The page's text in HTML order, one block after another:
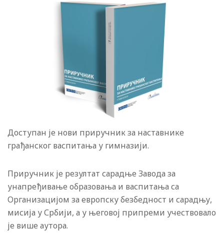
Доступан је нови приручник за наставнике
грађанског васпитања у гимназији.
Приручник је резултат сарадње Завода за
унапређивање образовања и васпитања са
Организацијом за европску безбедност и сарадњу,
мисија у Србији, а у његовој припреми учествовало
је више аутора.